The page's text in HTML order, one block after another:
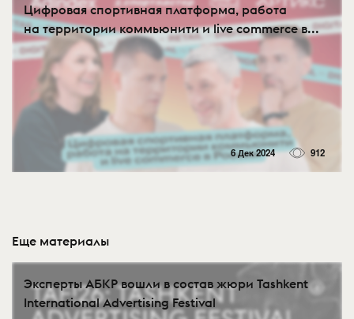
Цифровая спортивная платформа, работа
на территории коммьюнити и live commerce в...
6 Дек 2024 912
Еще материалы
Эксперты АБКР вошли в состав жюри Tashkent
International Advertising Festival